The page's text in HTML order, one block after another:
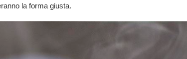
la forma giusta.